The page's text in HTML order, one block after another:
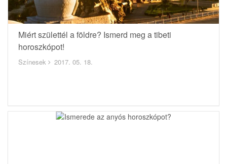
Miért születtél a földre? Ismerd meg a tibeti
horoszkópot!
Színesek 2017. 05. 18.